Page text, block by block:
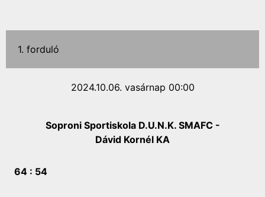
1. forduló
2024.10.06. vasárnap 00:00
Soproni Sportiskola D.U.N.K. SMAFC -
Dávid Kornél KA
64 : 54